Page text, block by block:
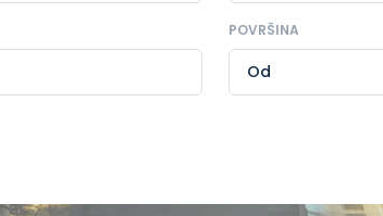
POVRŠINA